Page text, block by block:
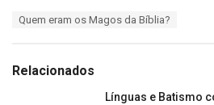
o
r:
Quem eram os Magos da Bíblia?
Relacionados
Línguas e Batismo